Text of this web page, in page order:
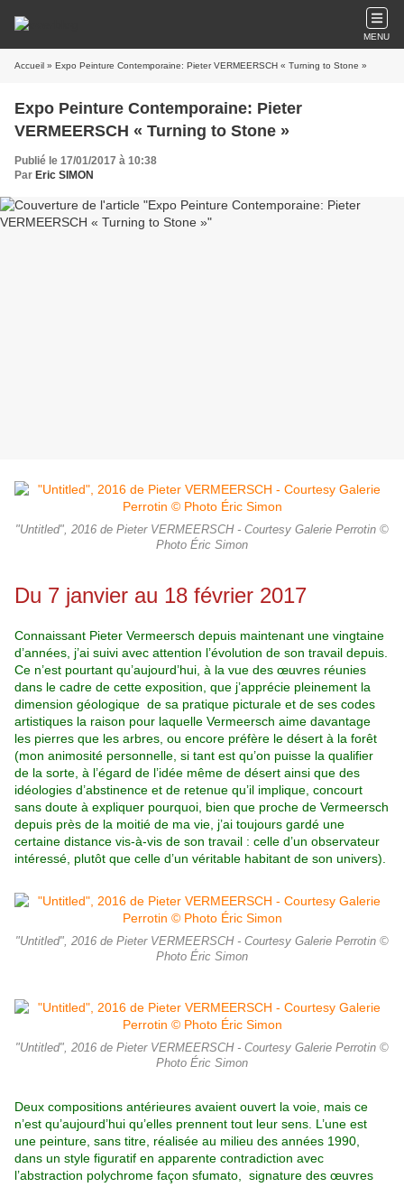
MENU
Accueil » Expo Peinture Contemporaine: Pieter VERMEERSCH « Turning to Stone »
Expo Peinture Contemporaine: Pieter
VERMEERSCH « Turning to Stone »
Publié le 17/01/2017 à 10:38
Par Eric SIMON
"Untitled", 2016 de Pieter VERMEERSCH - Courtesy Galerie Perrotin ©
Photo Éric Simon
Du 7 janvier au 18 février 2017
Connaissant Pieter Vermeersch depuis maintenant une vingtaine
d’années, j’ai suivi avec attention l’évolution de son travail depuis.
Ce n’est pourtant qu’aujourd’hui, à la vue des œuvres réunies
dans le cadre de cette exposition, que j’apprécie pleinement la
dimension géologique de sa pratique picturale et de ses codes
artistiques la raison pour laquelle Vermeersch aime davantage
les pierres que les arbres, ou encore préfère le désert à la forêt
(mon animosité personnelle, si tant est qu’on puisse la qualifier
de la sorte, à l’égard de l’idée même de désert ainsi que des
idéologies d’abstinence et de retenue qu’il implique, concourt
sans doute à expliquer pourquoi, bien que proche de Vermeersch
depuis près de la moitié de ma vie, j’ai toujours gardé une
certaine distance vis-à-vis de son travail : celle d’un observateur
intéressé, plutôt que celle d’un véritable habitant de son univers).
"Untitled", 2016 de Pieter VERMEERSCH - Courtesy Galerie Perrotin ©
Photo Éric Simon
"Untitled", 2016 de Pieter VERMEERSCH - Courtesy Galerie Perrotin ©
Photo Éric Simon
Deux compositions antérieures avaient ouvert la voie, mais ce
n’est qu’aujourd’hui qu’elles prennent tout leur sens. L’une est
une peinture, sans titre, réalisée au milieu des années 1990,
dans un style figuratif en apparente contradiction avec
l’abstraction polychrome façon sfumato, signature des œuvres